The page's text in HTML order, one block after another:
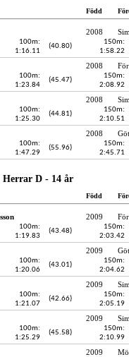
Född
2008
100m:
1:16.11
(40.80)
150m:
1:58.22
2008
100m:
1:23.84
(45.47)
150m:
2:08.92
2008
100m:
1:25.30
(44.81)
150m:
2:10.51
2008
100m:
1:47.29
(55.96)
150m:
2:45.71
Herrar D - 14 år
Född
2009
100m:
1:19.83
(43.48)
150m:
2:03.42
2009
100m:
1:20.06
(43.01)
150m:
2:04.62
2009
100m:
1:21.07
(42.66)
150m:
2:05.19
2009
100m:
1:25.29
(45.58)
150m:
2:10.99
2009